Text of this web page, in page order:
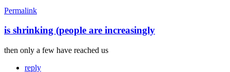
Permalink
is shrinking (people are increasingly
then only a few have reached us
reply